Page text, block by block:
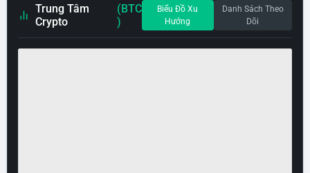
Trung Tâm
Crypto
(BTC
)
Biểu Đồ Xu
Hướng
Danh Sách Theo
Dõi